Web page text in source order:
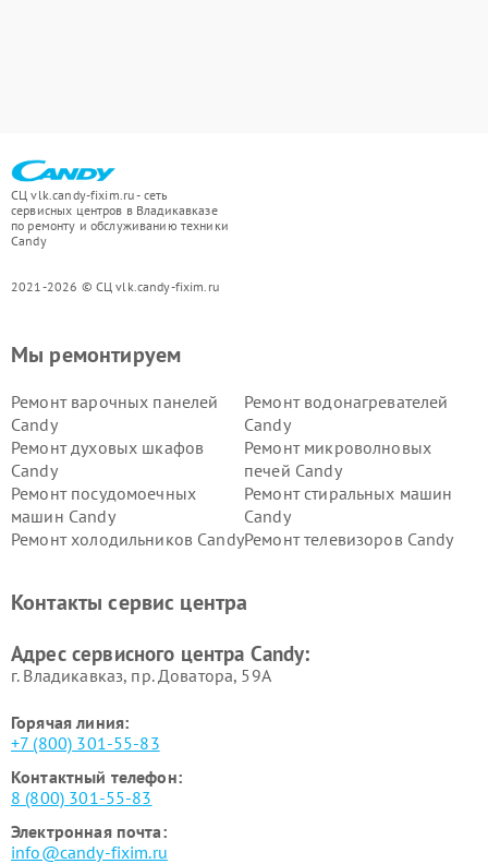
СЦ vlk.candy-fixim.ru - сеть
сервисных центров в Владикавказе
по ремонту и обслуживанию техники
Candy
2021-2026 © СЦ vlk.candy-fixim.ru
Мы ремонтируем
Ремонт варочных панелей
Candy
Ремонт водонагревателей
Candy
Ремонт духовых шкафов
Candy
Ремонт микроволновых
печей Candy
Ремонт посудомоечных
машин Candy
Ремонт стиральных машин
Candy
Ремонт холодильников CandyРемонт телевизоров Candy
Контакты сервис центра
Адрес сервисного центра Candy:
г. Владикавказ, пр. Доватора, 59А
Горячая линия:
+7 (800) 301-55-83
Контактный телефон:
8 (800) 301-55-83
Электронная почта:
info@candy-fixim.ru